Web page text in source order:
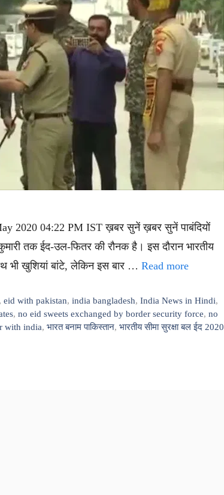
2020 04:22 PM IST ख़बर सुनें ख़बर सुनें पाबंदियों
तक ईद-उल-फितर की रौनक है। इस दौरान भारतीय
भी खुशियां बांटे, लेकिन इस बार … Read more
,eid with pakistan,india bangladesh,India News in Hindi,
, no eid sweets exchanged by border security force, no
with india, भारत बनाम पाकिस्तान, भारतीय सीमा सुरक्षा बल ईद 2020